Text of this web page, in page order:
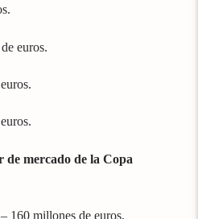
euros.
de mercado de la Copa
160 millones de euros.